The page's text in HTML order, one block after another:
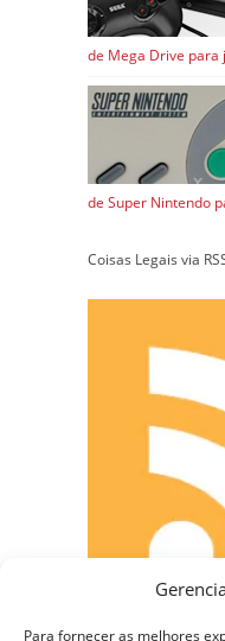
Para fornecer as melhores
de Mega Drive para
de Super Nintendo
Coisas Legais via